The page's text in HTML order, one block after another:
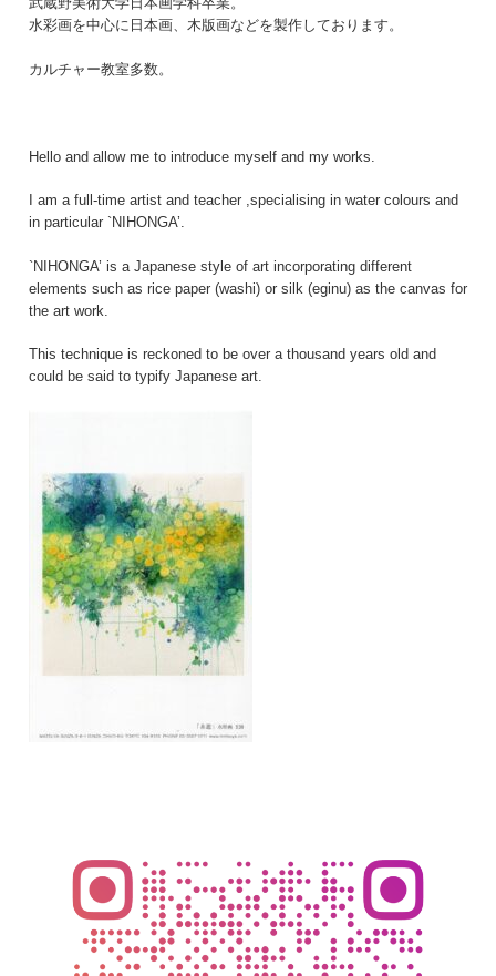
水彩画を中心に日本画、木版画などを製作しております。
カルチャー教室多数。
Hello and allow me to introduce myself and my works.
I am a full-time artist and teacher ,specialising in water colours and
in particular `NIHONGA’.
`NIHONGA’ is a Japanese style of art incorporating different
elements such as rice paper (washi) or silk (eginu) as the canvas for
the art work.
This technique is reckoned to be over a thousand years old and
could be said to typify Japanese art.